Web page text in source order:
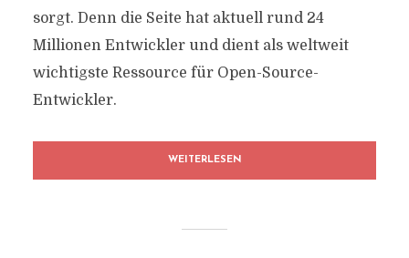
sorgt. Denn die Seite hat aktuell rund 24
Millionen Entwickler und dient als weltweit
wichtigste Ressource für Open-Source-
Entwickler.
WEITERLESEN